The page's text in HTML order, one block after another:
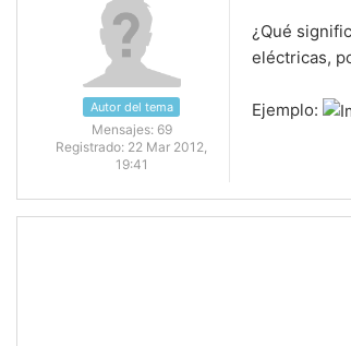
Autor del tema
Mensajes: 69
Registrado: 22 Mar 2012,
19:41
¿Qué
eléctricas,
Ejemplo: